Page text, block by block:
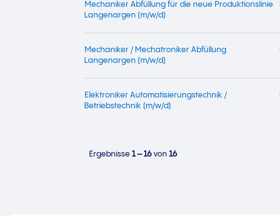
Mechaniker Abfüllung für die neue Produktionslinie
Langenargen (m/w/d)
Mechaniker / Mechatroniker Abfüllung
Langenargen (m/w/d)
Elektroniker Automatisierungstechnik /
Betriebstechnik (m/w/d)
Ergebnisse 1 – 16von 16